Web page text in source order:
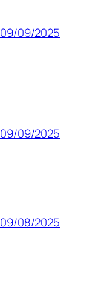
09/09/2025
09/09/2025
09/08/2025